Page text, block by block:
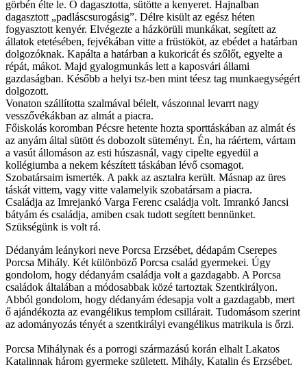
görbén élte le. Ő dagasztotta, sütötte a kenyeret. Hajnalban
dagasztott „padláscsurogásig”. Délre kisült az egész héten
fogyasztott kenyér. Elvégezte a házkörüli munkákat, segített az
állatok etetésében, fejvékában vitte a früstököt, az ebédet a határban
dolgozóknak. Kapálta a határban a kukoricát és szőlőt, egyelte a
répát, mákot. Majd gyalogmunkás lett a kaposvári állami
gazdaságban. Később a helyi tsz-ben mint téesz tag munkaegységért
dolgozott.
Vonaton szállította szalmával bélelt, vászonnal levarrt nagy
vesszővékákban az almát a piacra.
Főiskolás koromban Pécsre hetente hozta sporttáskában az almát és
az anyám által sütött és dobozolt süteményt. Én, ha ráértem, vártam
a vasút állomáson az esti húszasnál, vagy cipelte egyedül a
kollégiumba a nekem készített táskában lévő csomagot.
Szobatársaim ismerték. A pakk az asztalra került. Másnap az üres
táskát vittem, vagy vitte valamelyik szobatársam a piacra.
Családja az Imrejankó Varga Ferenc családja volt. Imrankó Jancsi
bátyám és családja, amiben csak tudott segített bennünket.
Szükségünk is volt rá.
Dédanyám leánykori neve Porcsa Erzsébet, dédapám Cserepes
Porcsa Mihály. Két különböző Porcsa család gyermekei. Úgy
gondolom, hogy dédanyám családja volt a gazdagabb. A Porcsa
családok általában a módosabbak közé tartoztak Szentkirályon.
Abból gondolom, hogy dédanyám édesapja volt a gazdagabb, mert
ő ajándékozta az evangélikus templom csillárait. Tudomásom szerint
az adományozás tényét a szentkirályi evangélikus matrikula is őrzi.
Porcsa Mihálynak és a porrogi származású korán elhalt Lakatos
Katalinnak három gyermeke született. Mihály, Katalin és Erzsébet.